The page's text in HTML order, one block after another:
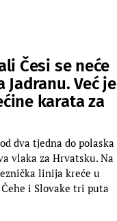
Česi se neće
Već je
karata za
dva tjedna do polaska
vlaka za Hrvatsku. Na
linija kreće u
i Slovake tri puta